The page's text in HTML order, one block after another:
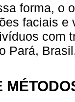
forma, o
faciais e
com
Pará,